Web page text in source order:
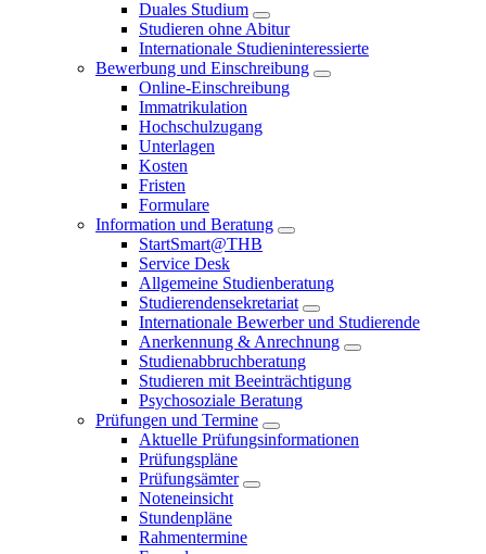
Duales Studium
Studieren ohne Abitur
Internationale Studieninteressierte
Bewerbung und Einschreibung
Online-Einschreibung
Immatrikulation
Hochschulzugang
Unterlagen
Kosten
Fristen
Formulare
Information und Beratung
StartSmart@THB
Service Desk
Allgemeine Studienberatung
Studierendensekretariat
Internationale Bewerber und Studierende
Anerkennung & Anrechnung
Studienabbruchberatung
Studieren mit Beeinträchtigung
Psychosoziale Beratung
Prüfungen und Termine
Aktuelle Prüfungsinformationen
Prüfungspläne
Prüfungsämter
Noteneinsicht
Stundenpläne
Rahmentermine